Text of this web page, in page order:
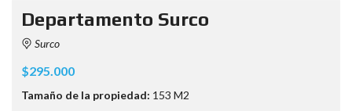
Departamento Surco
Surco
$295.000
Tamaño de la propiedad: 153 M2